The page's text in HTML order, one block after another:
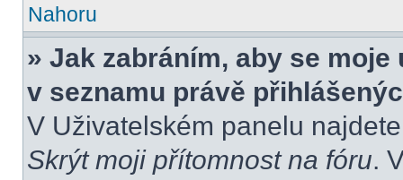
Nahoru
» Jak zabráním, aby se
v seznamu právě
V Uživatelském panelu
Skrýt moji přítomnost na fóru.